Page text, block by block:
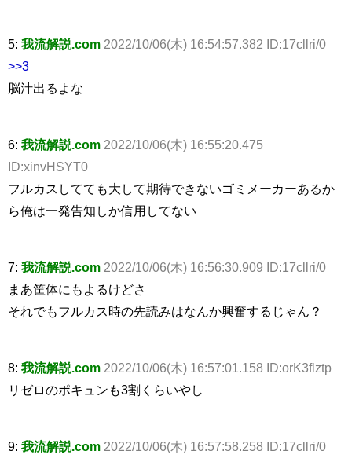
5: 我流解説.com 2022/10/06(木) 16:54:57.382 ID:17cllri/0
>>3
脳汁出るよな
6: 我流解説.com 2022/10/06(木) 16:55:20.475
ID:xinvHSYT0
フルカスしてても大して期待できないゴミメーカーあるか
ら俺は一発告知しか信用してない
7: 我流解説.com 2022/10/06(木) 16:56:30.909 ID:17cllri/0
まあ筐体にもよるけどさ
それでもフルカス時の先読みはなんか興奮するじゃん？
8: 我流解説.com 2022/10/06(木) 16:57:01.158 ID:orK3flztp
リゼロのポキュンも3割くらいやし
9: 我流解説.com 2022/10/06(木) 16:57:58.258 ID:17cllri/0